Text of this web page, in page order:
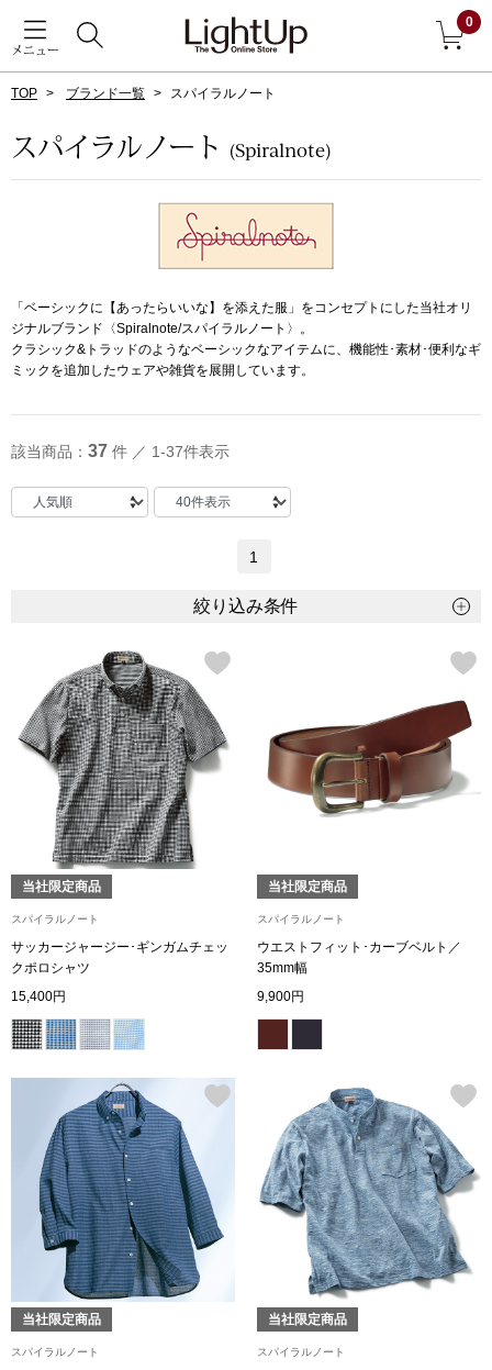
メニュー
0
すべて見る
ダーウェア
アクセサリー
ン雑貨
アウター
ブルゾン
その他
トレーナー／
セーター／カ
ショート･クロ
デニム
その他
TOP ブランド一覧 スパイラルノート
スパイラルノート (Spiralnote)
「ベーシックに【あったらいいな】を添えた服」をコンセプトにした当社オリ
ジナルブランド〈Spiralnote/スパイラルノート〉。
クラシック&トラッドのようなベーシックなアイテムに、機能性･素材･便利なギ
ミックを追加したウェアや雑貨を展開しています。
該当商品： 37 件 ／ 1-37件表示
1
絞り込み条件
当社限定商品
スパイラルノート
サッカージャージー･ギンガムチェッ
クポロシャツ
15,400円
当社限定商品
スパイラルノート
ウエストフィット･カーブベルト／
35mm幅
9,900円
当社限定商品
スパイラルノート
当社限定商品
スパイラルノート